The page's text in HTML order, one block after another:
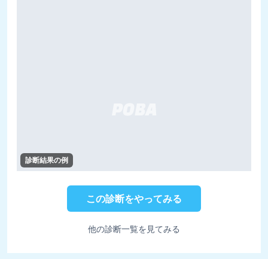
診断結果の例
この診断をやってみる
他の診断一覧を見てみる